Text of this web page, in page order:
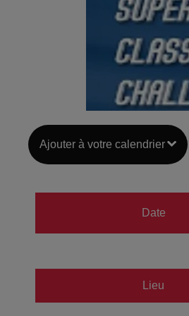
Ajouter à votre calendrier
Date
Lieu